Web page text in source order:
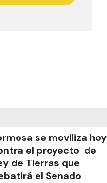
se moviliza hoy
el proyecto de
de Tierras que
el Senado